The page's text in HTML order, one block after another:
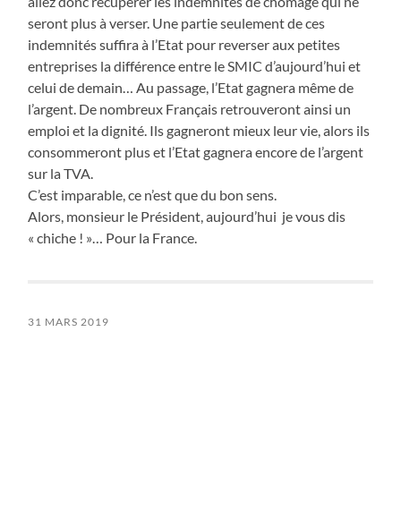
seront plus à verser. Une partie seulement de ces
indemnités suffira à l’Etat pour reverser aux petites
entreprises la différence entre le SMIC d’aujourd’hui et
celui de demain… Au passage, l’Etat gagnera même de
l’argent. De nombreux Français retrouveront ainsi un
emploi et la dignité. Ils gagneront mieux leur vie, alors ils
consommeront plus et l’Etat gagnera encore de l’argent
sur la TVA.
C’est imparable, ce n’est que du bon sens.
Alors, monsieur le Président, aujourd’hui je vous dis
« chiche ! »… Pour la France.
31 MARS 2019